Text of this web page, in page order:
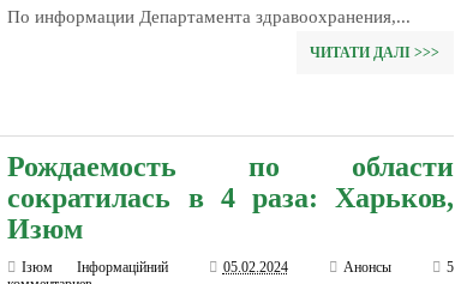
По информации Департамента здравоохранения,...
ЧИТАТИ ДАЛІ >>>
Рождаемость по области
сократилась в 4 раза: Харьков,
Изюм
Ізюм Інформаційний 05.02.2024 Анонсы
5